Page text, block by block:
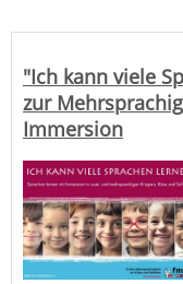
"Ich kann viele
zur
Immersion